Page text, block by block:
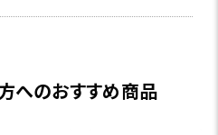
へのおすすめ商品